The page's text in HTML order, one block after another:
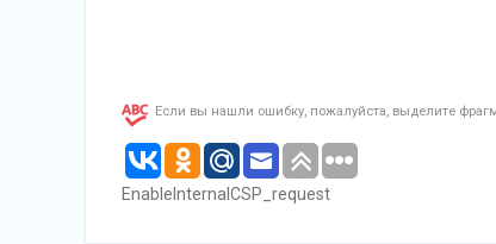
Если вы нашли ошибку, пожалуйста, выделите
EnableInternalCSP_request